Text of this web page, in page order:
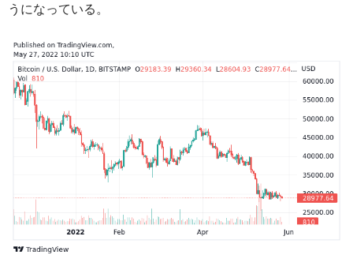
うになっている。